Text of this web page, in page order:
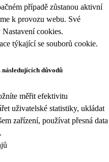
případě zůstanou aktivní
k provozu webu. Své
Nastavení cookies.
týkající se souborů cookie.
důvodů
měřit efektivitu
uživatelské statistiky, ukládat
zařízení, používat přesná data